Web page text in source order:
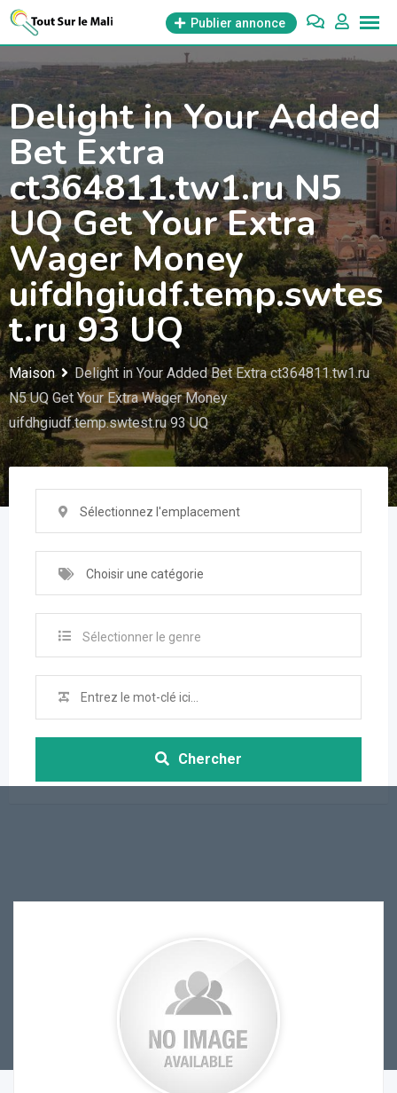
Aller
contenu
Publier annonce
Delight in Your Added
Bet Extra
ct364811.tw1.ru N5
UQ Get Your Extra
Wager Money
uifdhgiudf.temp.swtes
t.ru 93 UQ
Maison
Delight in Your Added Bet Extra ct364811.tw1.ru
N5 UQ Get Your Extra Wager Money
uifdhgiudf.temp.swtest.ru 93 UQ
Sélectionnez l'emplacement
Choisir une catégorie
Sélectionner le genre
Chercher